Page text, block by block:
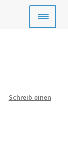
— Schreib einen